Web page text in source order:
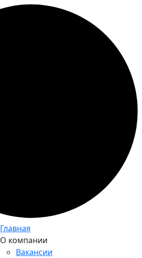
Главная
О компании
Вакансии